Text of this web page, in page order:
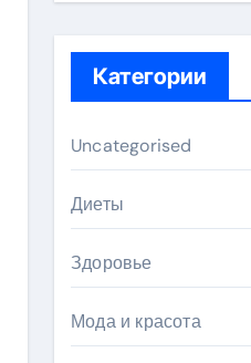
Категории
Uncategorised
Диеты
Здоровье
Мода и красота